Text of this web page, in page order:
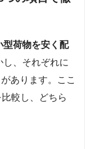
型荷物を安く配
し、それぞれに
あります。ここ
較し、どちら